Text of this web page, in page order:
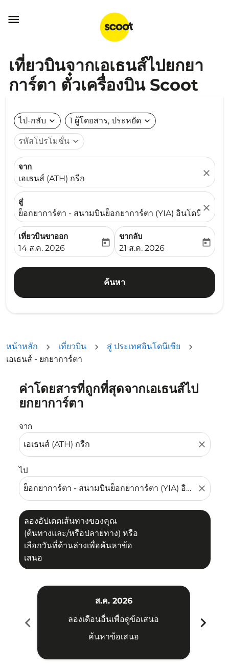

เที่ยวบินจากเอเธนส์ไปยกยา
การ์ตา ตั๋วเครื่องบิน Scoot
ไป-กลับ expand_more 1 ผู้โดยสาร, ประหยัด expand_more
รหัสโปรโมชั่น expand_more
จาก
เอเธนส์ (ATH) กรีก
close
สู่
ย็อกยาการ์ตา - สนามบินย็อกยาการ์ตา (YIA) อินโดนีเซีย
close
เที่ยวบินขาออก
fc-booking-departure-date-aria-label
14 ส.ค. 2026
today
ขากลับ
fc-booking-return-date-
21 ส.ค. 2026
today
ค้นหา
หน้าหลัก เที่ยวบิน
สู่ ประเทศอินโดนีเซีย
เอเธนส์ - ยกยาการ์ตา
ค่าโดยสารที่ถูกที่สุดจากเอเธนส์ไป
ยกยาการ์ตา
จาก
close
ไป
close
ลองอัปเดตเส้นทางของคุณ
(ต้นทางและ/หรือปลายทาง) หรือ
เลือกวันที่ด้านล่างเพื่อค้นหาข้อ
เสนอ
ลองอัปเดตเส้นทางของคุณ (ต้นทางและ/หรือปลายทาง) หรื
chevron_left
ส.ค. 2026
ลองเดือนอื่นเพื่อดูข้อเสนอ
ค้นหาข้อเสนอ
chevron_right